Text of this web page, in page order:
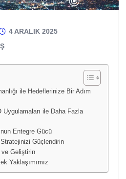
4 ARALIK 2025
ile Hedeflerinize Bir Adım
ile Daha Fazla
Entegre Gücü
Stratejinizi Güçlendirin
ve Geliştirin
Yaklaşımımız